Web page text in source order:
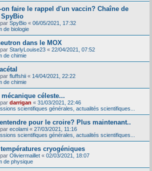
faire le rappel d'un vaccin? Chaîne de
SpyBio « 06/05/2021, 17:32
de biologie
dans le MOX
StarlyLouise23 « 22/04/2021, 07:52
de chimie
fluffshii « 14/04/2021, 22:22
de chimie
céleste...
darrigan « 31/03/2021, 22:46
scientifiques générales, actualités scientifiques...
pour le croire? Plus maintenant..
ecolami « 27/03/2021, 11:16
scientifiques générales, actualités scientifiques...
cryogéniques
Oliviermaillet « 02/03/2021, 18:07
de physique